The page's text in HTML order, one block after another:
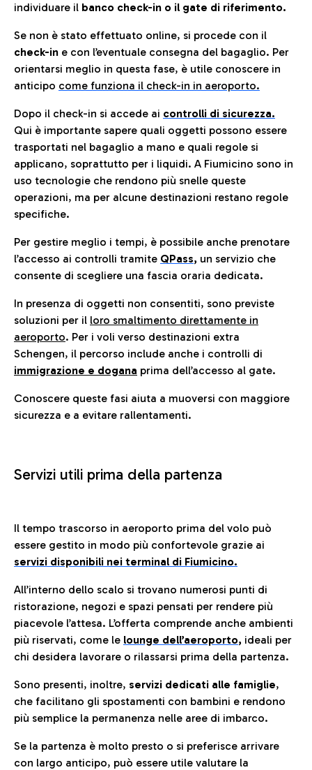
individuare il banco check-in o il gate di riferimento.
Se non è stato effettuato online, si procede con il
check-in e con l’eventuale consegna del bagaglio. Per
orientarsi meglio in questa fase, è utile conoscere in
anticipo come funziona il check-in in aeroporto.
Dopo il check-in si accede ai controlli di sicurezza.
Qui è importante sapere quali oggetti possono essere
trasportati nel bagaglio a mano e quali regole si
applicano, soprattutto per i liquidi. A Fiumicino sono in
uso tecnologie che rendono più snelle queste
operazioni, ma per alcune destinazioni restano regole
specifiche.
Per gestire meglio i tempi, è possibile anche prenotare
l’accesso ai controlli tramite QPass, un servizio che
consente di scegliere una fascia oraria dedicata.
In presenza di oggetti non consentiti, sono previste
soluzioni per il loro smaltimento direttamente in
aeroporto. Per i voli verso destinazioni extra
Schengen, il percorso include anche i controlli di
immigrazione e dogana prima dell’accesso al gate.
Conoscere queste fasi aiuta a muoversi con maggiore
sicurezza e a evitare rallentamenti.
Servizi utili prima della partenza
Il tempo trascorso in aeroporto prima del volo può
essere gestito in modo più confortevole grazie ai
servizi disponibili nei terminal di Fiumicino.
All’interno dello scalo si trovano numerosi punti di
ristorazione, negozi e spazi pensati per rendere più
piacevole l’attesa. L’offerta comprende anche ambienti
più riservati, come le lounge dell’aeroporto, ideali per
chi desidera lavorare o rilassarsi prima della partenza.
Sono presenti, inoltre, servizi dedicati alle famiglie,
che facilitano gli spostamenti con bambini e rendono
più semplice la permanenza nelle aree di imbarco.
Se la partenza è molto presto o si preferisce arrivare
con largo anticipo, può essere utile valutare la